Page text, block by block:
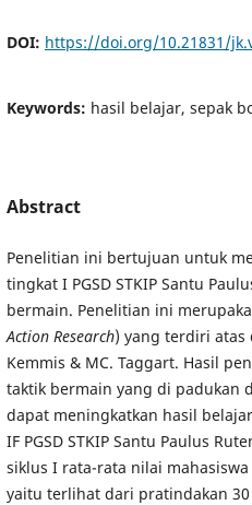
DOI: https://doi.org/10.21831/
Keywords: hasil belajar, sepak
Abstract
Penelitian ini bertujuan untuk
tingkat I PGSD STKIP Santu
bermain. Penelitian ini
Action Research) yang terdiri atas
Kemmis & MC. Taggart. Hasil
taktik bermain yang di padukan
dapat meningkatkan hasil
IF PGSD STKIP Santu Paulus
siklus I rata-rata nilai
yaitu terlihat dari pratindakan